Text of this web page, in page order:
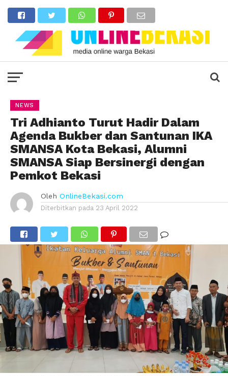
NEWS
Tri Adhianto Turut Hadir Dalam
Agenda Bukber dan Santunan IKA
SMANSA Kota Bekasi, Alumni
SMANSA Siap Bersinergi dengan
Pemkot Bekasi
Oleh OnlineBekasi.com
Diterbitkan pada 23 April 2022